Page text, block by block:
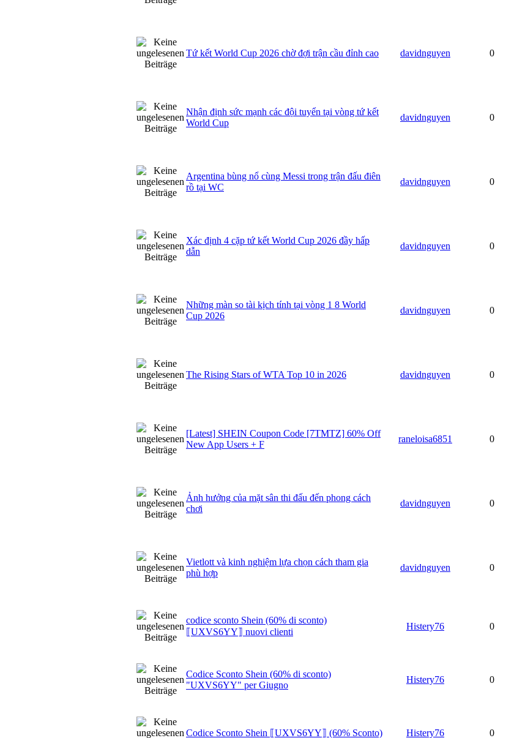
Tứ kết World Cup 2026 chờ đợi trận cầu đỉnh cao davidnguyen 0
Nhận định sức mạnh các đội tuyển tại vòng tứ kết
World Cup
davidnguyen 0
Argentina bùng nổ cùng Messi trong trận đấu điên
rồ tại WC
davidnguyen 0
Xác định 4 cặp tứ kết World Cup 2026 đầy hấp
dẫn
davidnguyen 0
Những màn so tài kịch tính tại vòng 1 8 World
Cup 2026
davidnguyen 0
The Rising Stars of WTA Top 10 in 2026 davidnguyen 0
[Latest] SHEIN Coupon Code [7TMTZ] 60% Off
New App Users + F
raneloisa6851 0
Ảnh hưởng của mặt sân thi đấu đến phong cách
chơi
davidnguyen 0
Vietlott và kinh nghiệm lựa chọn cách tham gia
phù hợp
davidnguyen 0
codice sconto Shein (60% di sconto)
⟦UXVS6YY⟧ nuovi clienti
Histery76 0
Codice Sconto Shein (60% di sconto)
"UXVS6YY" per Giugno
Histery76 0
Codice Sconto Shein ⟦UXVS6YY⟧ (60% Sconto) Histery76 0